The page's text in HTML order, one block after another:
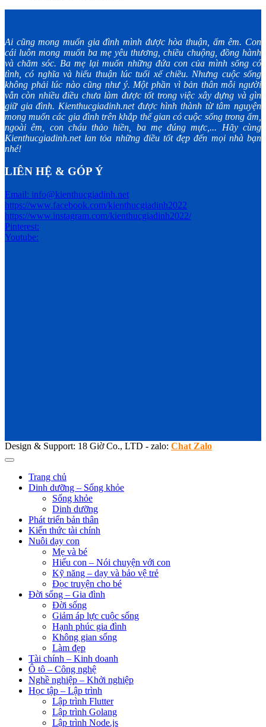
Ai cũng mong muốn gia đình mình được hòa thuận, ấm êm. Con
cái luôn mong muốn ba mẹ yêu thương, chiều chuộng, đồng hành
và chăm sóc. Ba mẹ lại muốn những đứa con của mình sống có
tình, có nghĩa và hiếu thuận lúc tuổi xế chiều. Nhưng cuộc sống
không phải lúc nào cũng như ý. Một phần vì bản thân mỗi người
vẫn còn nhiều điều chưa làm được tốt trong việc xây dựng và gìn
giữ gia đình. Kienthucgiadinh.net được hình thành từ tâm nguyện
mong muốn các gia đình trên khắp thế gian có cuộc sống trong ấm,
ngoài êm, con cháu thảo hiền, ba mẹ đúng mực,... Hãy cùng
Kienthucgiadinh.net lan tỏa những điều tốt đẹp đến mọi nhà bạn
nhé!
LIÊN HỆ & GÓP Ý
Email: info@kienthucgiadinh.net
https://www.facebook.com/kienthucgiadinh2022
https://www.instagram.com/kienthucgiadinh2022/
Pinterest:
Youtube:
Design & Support: 18 Giờ Co., LTD - zalo: Chat Zalo
Trang chủ
Dinh dưỡng – Sống khỏe
Sống khỏe
Dinh dưỡng
Phát triển bản thân
Kiến thức tài chính
Nuôi dạy con
Mẹ và bé
Hiểu con – Nói chuyện với con
Kỹ năng – dạy và bảo vệ trẻ
Đọc truyện cho bé
Đời sống – Gia đình
Đời sống
Giảm áp lực cuộc sống
Hạnh phúc gia đình
Không gian sống
Làm đẹp
Tài chính – Kinh doanh
Ô tô – Công nghệ
Nghề nghiệp – Khởi nghiệp
Học tập – Lập trình
Lập trình Flutter
Lập trình Golang
Lập trình Node.js